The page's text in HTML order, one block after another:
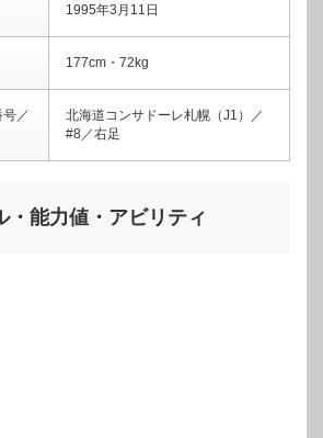
1995年3月11日
177cm・72kg
／
北海道コンサドーレ札幌（J1）／
#8／右足
・能力値・アビリティ